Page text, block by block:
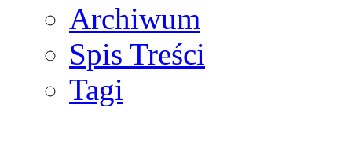
Archiwum
Spis Treści
Tagi